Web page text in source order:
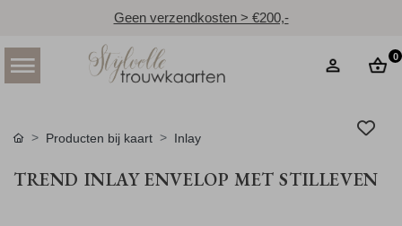
Geen verzendkosten > €200,-
0
Producten bij kaart Inlay
TREND INLAY ENVELOP MET STILLEVEN